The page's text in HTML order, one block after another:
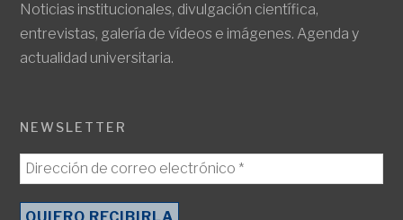
Noticias institucionales, divulgación científica,
entrevistas, galería de vídeos e imágenes. Agenda y
actualidad universitaria.
NEWSLETTER